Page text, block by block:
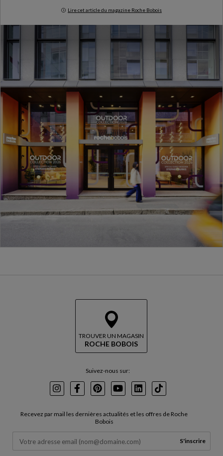
Lire cet article du magazine Roche Bobois
Milan Design Week 2026
TROUVER UN MAGASIN
ROCHE BOBOIS
Suivez-nous sur:
InstagramFacebookPinterest
YoutubeLinkedInTikTok
Recevez par mail les dernières actualités et les offres de Roche
Bobois
S'inscrire